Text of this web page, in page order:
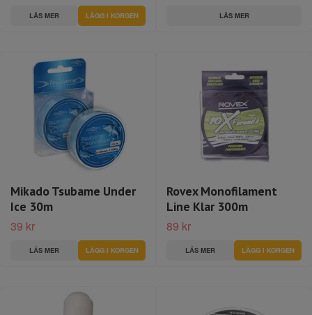
LÄS MER LÄGG I KORGEN LÄS MER
Mikado Tsubame Under
Ice 30m
39 kr
LÄS MER LÄGG I KORGEN
Rovex Monofilament
Line Klar 300m
89 kr
LÄS MER LÄGG I KORGEN